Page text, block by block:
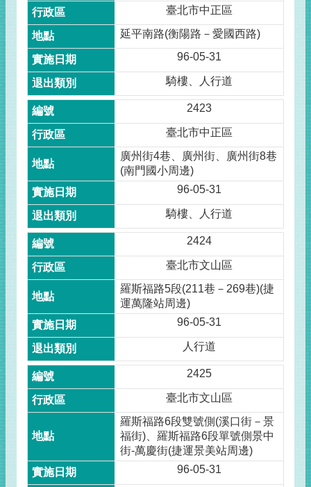
臺北市中正區
延平南路(衡陽路－愛國西路)
96-05-31
騎樓、人行道
2423
臺北市中正區
廣州街4巷、廣州街、廣州街8巷
(南門國小周邊)
96-05-31
騎樓、人行道
2424
臺北市文山區
羅斯福路5段(211巷－269巷)(捷
運萬隆站周邊)
96-05-31
人行道
2425
臺北市文山區
羅斯福路6段雙號側(溪口街－景
福街)、羅斯福路6段單號側景中
街-萬慶街(捷運景美站周邊)
96-05-31